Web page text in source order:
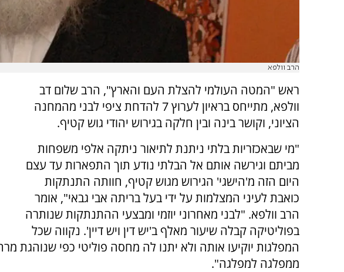
הרב וולפא
ראש "המטה העולמי להצלת העם והארץ", הרב שלום דב
וולפא, מתייחס בראיון לערוץ 7 להדחת ציפי לבני מהמחנה
הציוני, וקושר בינה ובין חלקה בגירוש יהודי גוש קטיף.
"מי שבאכזריות בלתי ניתנת לתיאור ניתקה אלפי משפחות
מביתם וגירשה אותם אל הבלתי נודע תוך התפארות עד עצם
היום הזה מ'הישגי' הגירוש מגוש קטיף, חוותה התנתקות
כואבת לעיני המצלמות על ידי בעל בריתה אבי גבאי", אומר
הרב וולפא. "לבני מאחרוני יוזמי ומבצעי ההתנתקות שנותרה
בפוליטיקה קבלה שיעור מאלף ב'יש דין ויש דיין'. נקווה שכל
המפלגות יוקיעו אותה ולא יתנו לה מחסה פוליטי כפי שנוהגת
ממפלגה למפלגה".